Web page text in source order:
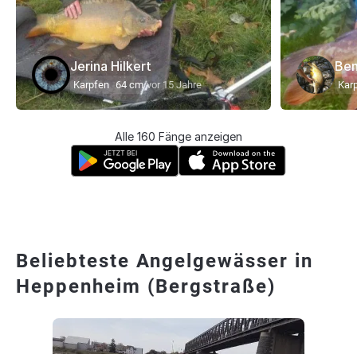
Jerina Hilkert
Karpfen 64 cm vor 15 Jahre
Alle 160 Fänge anzeigen
Beliebteste Angelgewässer in
Heppenheim (Bergstraße)